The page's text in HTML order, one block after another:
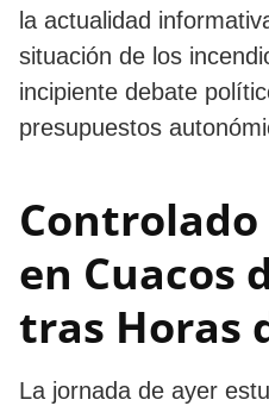
la actualidad
situación de los
incipiente debate
presupuestos
en Cuacos
tras Horas
La jornada de ayer